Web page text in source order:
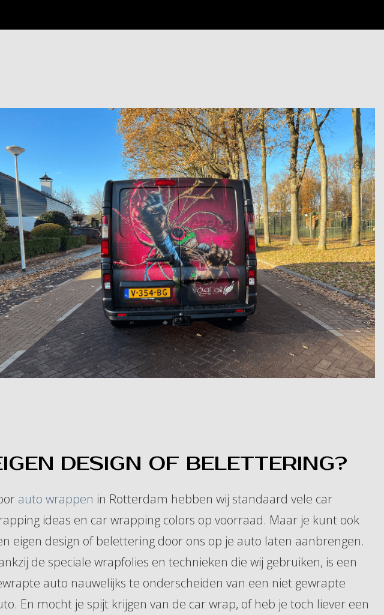
DESIGN OF BELETTERING?
auto wrappen in Rotterdam hebben wij standaard vele car
ideas en car wrapping colors op voorraad. Maar je kunt ook
eigen design of belettering door ons op je auto laten aanbrengen.
de speciale wrapfolies en technieken die wij gebruiken, is een
auto nauwelijks te onderscheiden van een niet gewrapte
En mocht je spijt krijgen van de car wrap, of heb je toch liever een